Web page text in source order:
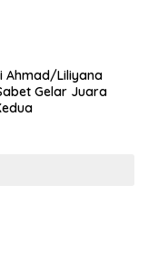
Ahmad/Liliyana
Gelar Juara